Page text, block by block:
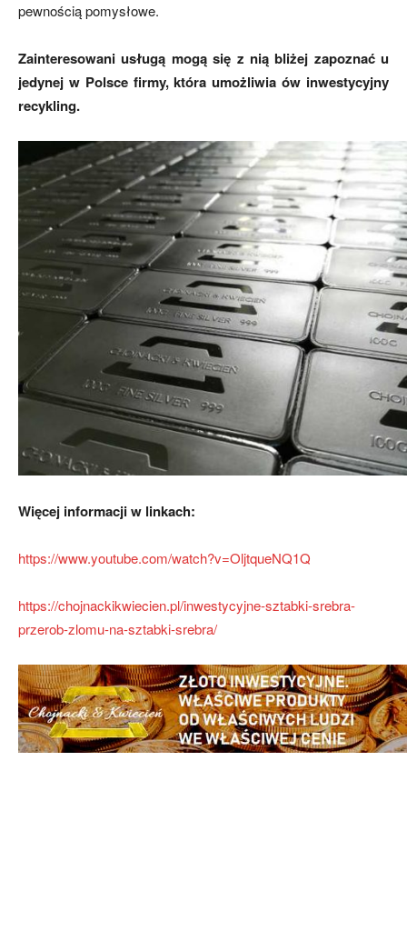
pewnością pomysłowe.
Zainteresowani usługą mogą się z nią bliżej zapoznać u
jedynej w Polsce firmy, która umożliwia ów inwestycyjny
recykling.
Więcej informacji w linkach:
https://www.youtube.com/watch?v=OljtqueNQ1Q
https://chojnackikwiecien.pl/inwestycyjne-sztabki-srebra-
przerob-zlomu-na-sztabki-srebra/